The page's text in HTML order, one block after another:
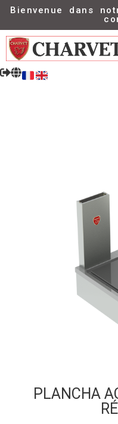
Bienvenue dans
PLANCHA